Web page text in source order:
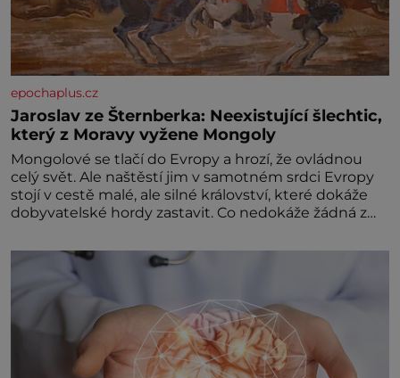
epochaplus.cz
Jaroslav ze Šternberka: Neexistující šlechtic,
který z Moravy vyžene Mongoly
Mongolové se tlačí do Evropy a hrozí, že ovládnou
celý svět. Ale naštěstí jim v samotném srdci Evropy
stojí v cestě malé, ale silné království, které dokáže
dobyvatelské hordy zastavit. Co nedokáže žádná z
král. Nebo že by ne? Mongolové od roku 1223
postupují podél Kaspického a Azovského moře,